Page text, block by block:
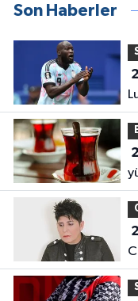
Son Haberler